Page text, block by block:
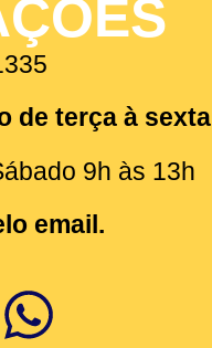
de terça à sexta
9h às 13h
email.